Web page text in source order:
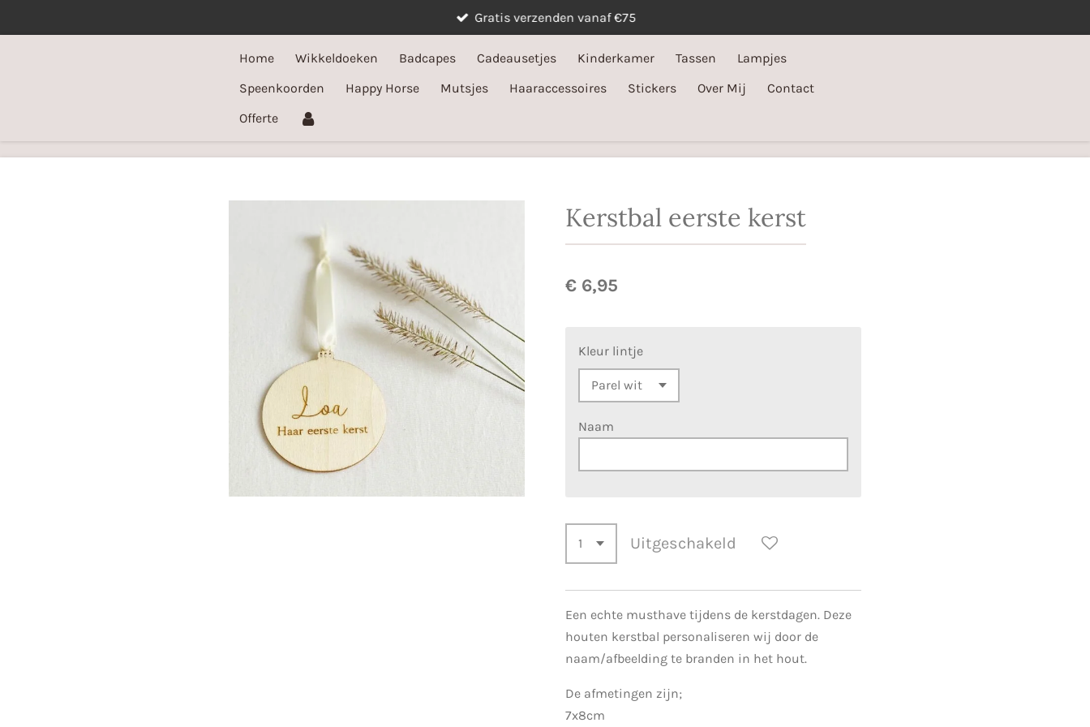
Gratis verzenden vanaf €75
Home Wikkeldoeken Badcapes Cadeausetjes Kinderkamer Tassen
Lampjes
Speenkoorden
Happy Horse Mutsjes Haaraccessoires Stickers Over Mij
Contact
Offerte
Kerstbal eerste kerst
€ 6,95
Kleur lintje
Naam
Uitgeschakeld
Een echte musthave tijdens de kerstdagen. Deze
houten kerstbal personaliseren wij door de
naam/afbeelding te branden in het hout.
De afmetingen zijn;
7x8cm